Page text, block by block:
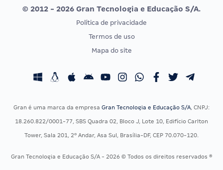
Vunesp
CONCURSOS POR PROFISSÃO
Concursos Fiscais
Concursos Saúde
Residência Multiprofissional
EXAME DE ORDEM
Calendário OAB
© 2012 - 2026 Gran Tecnologia e Educação S/A.
Política de privacidade
Termos de uso
Mapa do site
Gran é uma marca da empresa Gran Tecnologia e Educação S/A, CNPJ:
18.260.822/0001-77, SBS Quadra 02, Bloco J, Lote 10, Edifício Carlton
Tower, Sala 201, 2º Andar, Asa Sul, Brasília-DF, CEP 70.070-120.
Gran Tecnologia e Educação S/A - 2026 © Todos os direitos reservados ®